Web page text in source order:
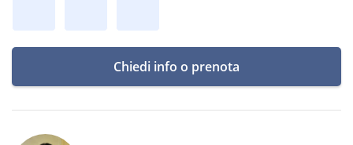
Chiedi info o prenota